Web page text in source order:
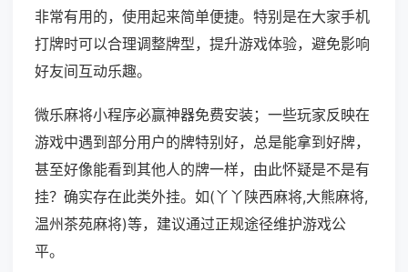
非常有用的，使用起来简单便捷。特别是在大家手机
打牌时可以合理调整牌型，提升游戏体验，避免影响
好友间互动乐趣。
微乐麻将小程序必赢神器免费安装；一些玩家反映在
游戏中遇到部分用户的牌特别好，总是能拿到好牌，
甚至好像能看到其他人的牌一样，由此怀疑是不是有
挂？确实存在此类外挂。如(丫丫陕西麻将,大熊麻将,
温州茶苑麻将)等，建议通过正规途径维护游戏公
平。